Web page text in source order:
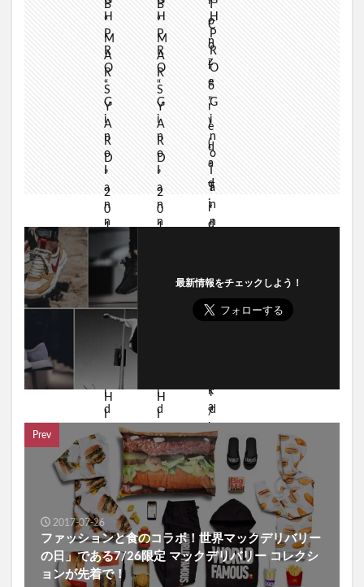
最新情報をチェックしよう！
Prev
2017-07-26
ファッションと食のコラボ！世界マックデリバリー
の日」である7/26限定 マックデリバリー コレクシ
ョンが先着で！